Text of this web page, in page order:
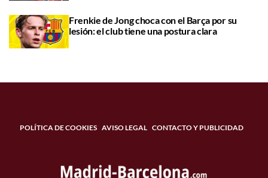
Frenkie de Jong choca con el Barça por su
lesión: el club tiene una postura clara
POLÍTICA DE COOKIES AVISO LEGAL CONTACTO Y PUBLICIDAD